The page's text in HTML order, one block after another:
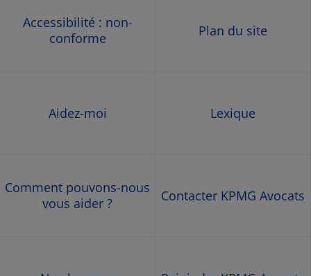
Accessibilité : non-
conforme
Plan du site
Aidez-moi Lexique
Comment pouvons-nous
vous aider ?
Contacter KPMG Avocats